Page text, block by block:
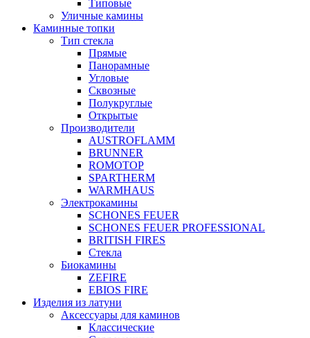
Типовые
Уличные камины
Каминные топки
Тип стекла
Прямые
Панорамные
Угловые
Сквозные
Полукруглые
Открытые
Производители
AUSTROFLAMM
BRUNNER
ROMOTOP
SPARTHERM
WARMHAUS
Электрокамины
SCHONES FEUER
SCHONES FEUER PROFESSIONAL
BRITISH FIRES
Стекла
Биокамины
ZEFIRE
EBIOS FIRE
Изделия из латуни
Аксессуары для каминов
Классические